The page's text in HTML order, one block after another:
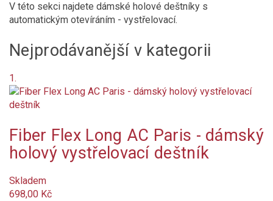
Není skladem
Nové produkty
Délka složeného deštníku (cm)
Hmotnost (g)
g
Systém
mechanický
V této sekci najdete dámské holové deštníky s
automatickým otevíráním - vystřelovací.
Nejprodávanější v kategorii
1.
Fiber Flex Long AC Paris - dámský
holový vystřelovací deštník
Skladem
698,00 Kč